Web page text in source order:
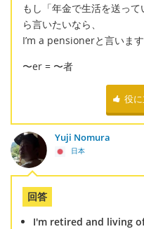
もし「年金で生活を送っ
ら言いたいなら、
I’m a pensionerと言います
〜er = 〜者
役
Yuji Nomura
日本
回答
I'm retired and living